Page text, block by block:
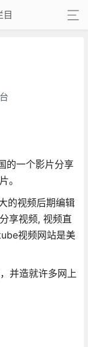
目
的一个影片分享
。
的视频后期编辑
享视频, 视频直
视频网站是美
并造就许多网上